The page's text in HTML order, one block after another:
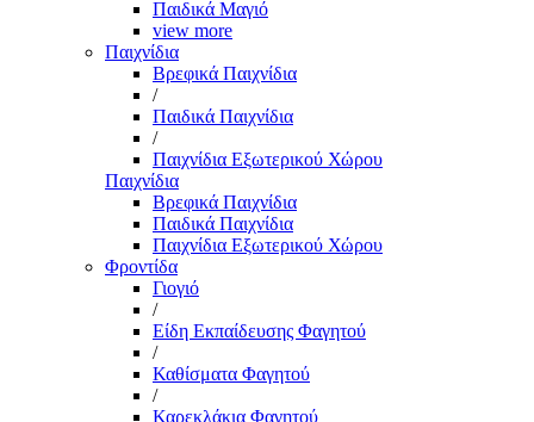
Παιδικά Μαγιό
view more
Παιχνίδια
Βρεφικά Παιχνίδια
/
Παιδικά Παιχνίδια
/
Παιχνίδια Εξωτερικού Χώρου
Παιχνίδια
Βρεφικά Παιχνίδια
Παιδικά Παιχνίδια
Παιχνίδια Εξωτερικού Χώρου
Φροντίδα
Γιογιό
/
Είδη Εκπαίδευσης Φαγητού
/
Καθίσματα Φαγητού
/
Καρεκλάκια Φαγητού